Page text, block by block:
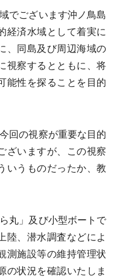
でございます沖ノ鳥島
経済水域として着実に
、同島及び周辺海域の
視察するとともに、将
能性を探ることを目的
回の視察が重要な目的
ざいますが、この視察
いうものだったか、教
丸」及び小型ボートで
陸、潜水調査などによ
測施設等の維持管理状
の状況を確認いたしま